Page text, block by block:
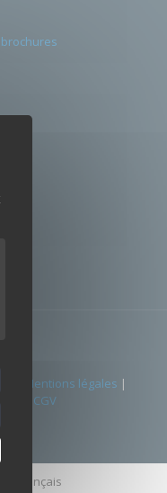
bandeau
| Mentions légales |
CGV
Français